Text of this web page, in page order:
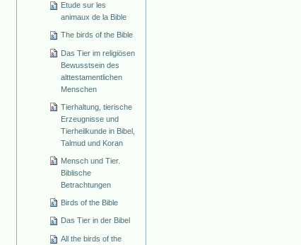
Etude sur les
animaux de la Bible
The birds of the Bible
Das Tier im religiösen
Bewusstsein des
alttestamentlichen
Menschen
Tierhaltung, tierische
Erzeugnisse und
Tierheilkunde in Bibel,
Talmud und Koran
Mensch und Tier.
Biblische
Betrachtungen
Birds of the Bible
Das Tier in der Bibel
All the birds of the